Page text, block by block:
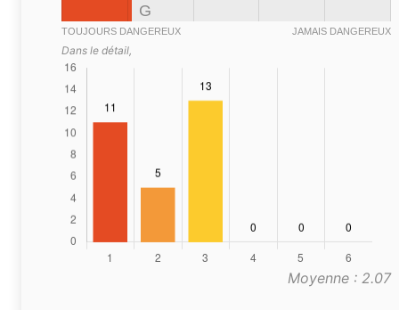
G
TOUJOURS DANGEREUX JAMAIS DANGEREUX
Dans le détail,
Moyenne : 2.07